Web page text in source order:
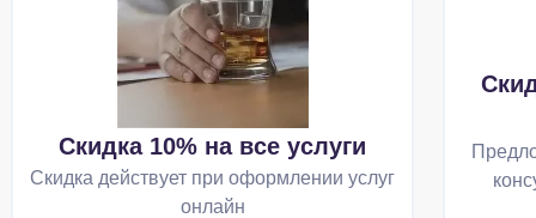
Скидка 10% на все услуги
Скидка действует при оформлении услуг
онлайн